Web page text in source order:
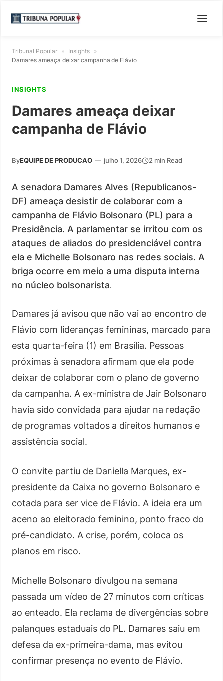
Tribunal Popular » Insights »
Damares ameaça deixar campanha de Flávio
INSIGHTS
Damares ameaça deixar
campanha de Flávio
ByEQUIPE DE PRODUCAO — julho 1, 2026 2 min Read
A senadora Damares Alves (Republicanos-
DF) ameaça desistir de colaborar com a
campanha de Flávio Bolsonaro (PL) para a
Presidência. A parlamentar se irritou com os
ataques de aliados do presidenciável contra
ela e Michelle Bolsonaro nas redes sociais. A
briga ocorre em meio a uma disputa interna
no núcleo bolsonarista.
Damares já avisou que não vai ao encontro de
Flávio com lideranças femininas, marcado para
esta quarta-feira (1) em Brasília. Pessoas
próximas à senadora afirmam que ela pode
deixar de colaborar com o plano de governo
da campanha. A ex-ministra de Jair Bolsonaro
havia sido convidada para ajudar na redação
de programas voltados a direitos humanos e
assistência social.
O convite partiu de Daniella Marques, ex-
presidente da Caixa no governo Bolsonaro e
cotada para ser vice de Flávio. A ideia era um
aceno ao eleitorado feminino, ponto fraco do
pré-candidato. A crise, porém, coloca os
planos em risco.
Michelle Bolsonaro divulgou na semana
passada um vídeo de 27 minutos com críticas
ao enteado. Ela reclama de divergências sobre
palanques estaduais do PL. Damares saiu em
defesa da ex-primeira-dama, mas evitou
confirmar presença no evento de Flávio.